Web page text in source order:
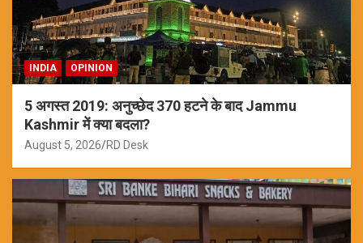
INDIA OPINION
5 अगस्त 2019: अनुच्छेद 370 हटने के बाद Jammu
Kashmir में क्या बदला?
August 5, 2026 RD Desk